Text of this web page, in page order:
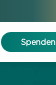
Spenden